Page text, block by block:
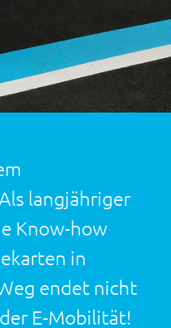
langjähriger
Know-how
in
endet nicht
E-Mobilität!